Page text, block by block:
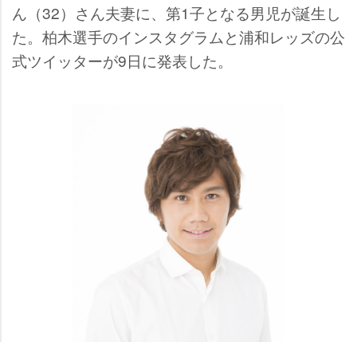
ん（32）さん夫妻に、第1子となる男児が誕生し
た。柏木選手のインスタグラムと浦和レッズの公
式ツイッターが9日に発表した。